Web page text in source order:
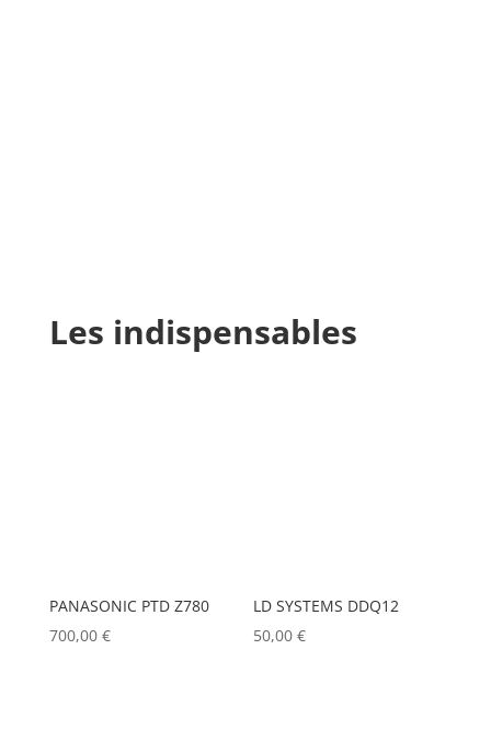
Les indispensables
PANASONIC PTD Z780
700,00 €
LD SYSTEMS DDQ12
50,00€